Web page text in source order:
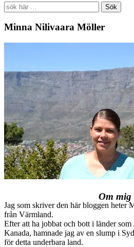
Search
for:
Minna Nilivaara Möller
Om mig
Jag som skriver den här bloggen heter
från Värmland.
Efter att ha jobbat och bott i länder
Kanada, hamnade jag av en slump i
för detta underbara land.